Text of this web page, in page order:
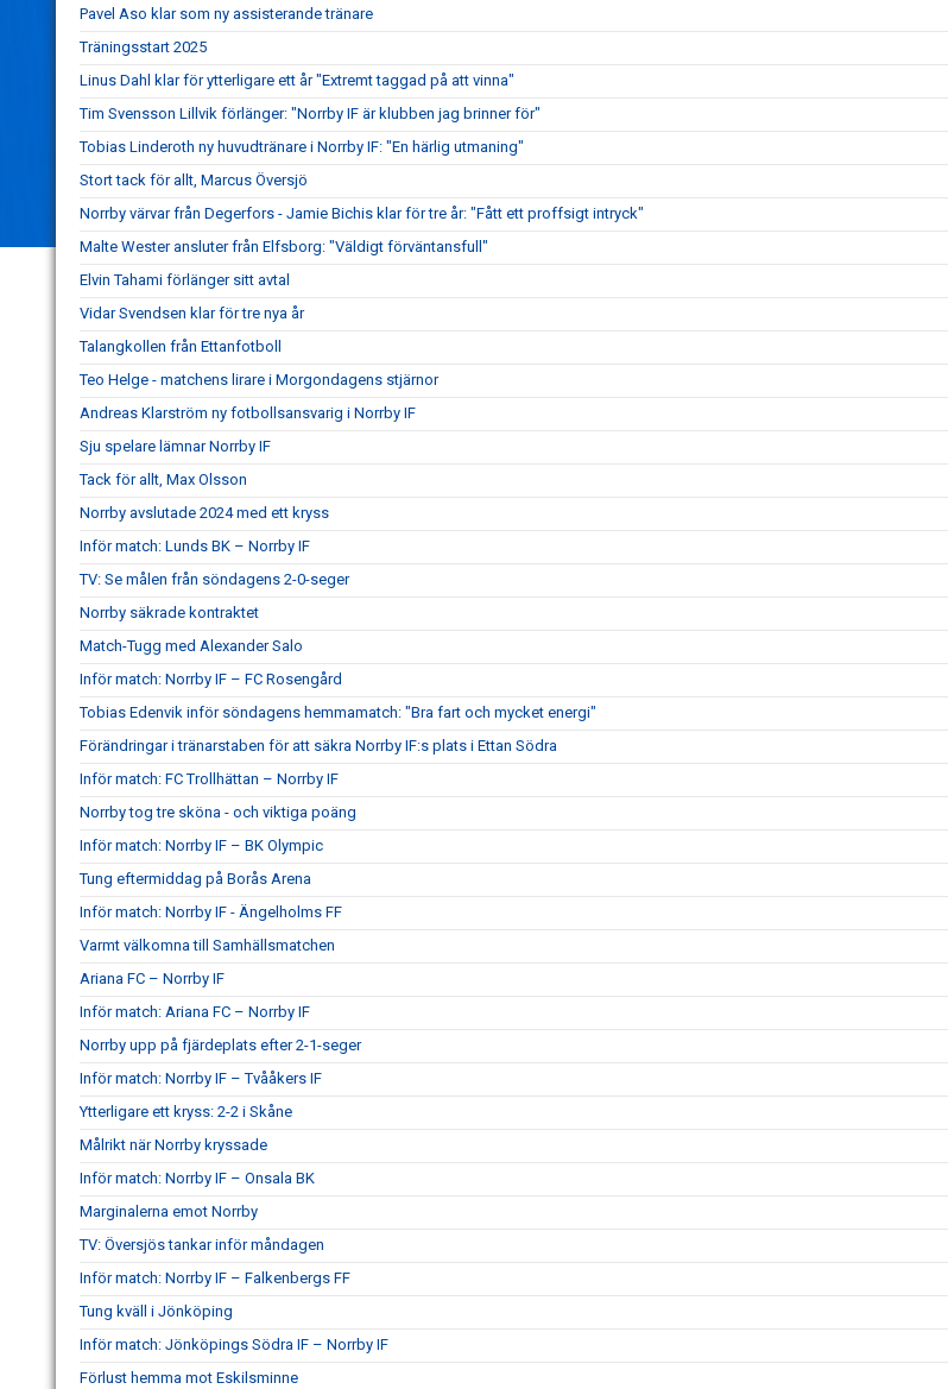
Pavel Aso klar som ny assisterande tränare
Träningsstart 2025
Linus Dahl klar för ytterligare ett år "Extremt taggad på att vinna"
Tim Svensson Lillvik förlänger: "Norrby IF är klubben jag brinner för"
Tobias Linderoth ny huvudtränare i Norrby IF: "En härlig utmaning"
Stort tack för allt, Marcus Översjö
Norrby värvar från Degerfors - Jamie Bichis klar för tre år: "Fått ett proffsigt intryck"
Malte Wester ansluter från Elfsborg: "Väldigt förväntansfull"
Elvin Tahami förlänger sitt avtal
Vidar Svendsen klar för tre nya år
Talangkollen från Ettanfotboll
Teo Helge - matchens lirare i Morgondagens stjärnor
Andreas Klarström ny fotbollsansvarig i Norrby IF
Sju spelare lämnar Norrby IF
Tack för allt, Max Olsson
Norrby avslutade 2024 med ett kryss
Inför match: Lunds BK – Norrby IF
TV: Se målen från söndagens 2-0-seger
Norrby säkrade kontraktet
Match-Tugg med Alexander Salo
Inför match: Norrby IF – FC Rosengård
Tobias Edenvik inför söndagens hemmamatch: "Bra fart och mycket energi"
Förändringar i tränarstaben för att säkra Norrby IF:s plats i Ettan Södra
Inför match: FC Trollhättan – Norrby IF
Norrby tog tre sköna - och viktiga poäng
Inför match: Norrby IF – BK Olympic
Tung eftermiddag på Borås Arena
Inför match: Norrby IF - Ängelholms FF
Varmt välkomna till Samhällsmatchen
Ariana FC – Norrby IF
Inför match: Ariana FC – Norrby IF
Norrby upp på fjärdeplats efter 2-1-seger
Inför match: Norrby IF – Tvååkers IF
Ytterligare ett kryss: 2-2 i Skåne
Målrikt när Norrby kryssade
Inför match: Norrby IF – Onsala BK
Marginalerna emot Norrby
TV: Översjös tankar inför måndagen
Inför match: Norrby IF – Falkenbergs FF
Tung kväll i Jönköping
Inför match: Jönköpings Södra IF – Norrby IF
Förlust hemma mot Eskilsminne